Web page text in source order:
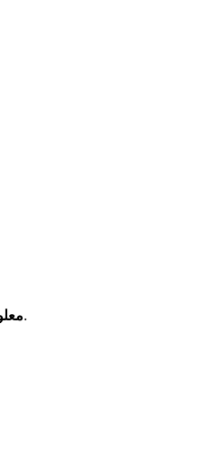
لتحصلوا على أفضل أكواد الخصم وكوبونات الخصم.